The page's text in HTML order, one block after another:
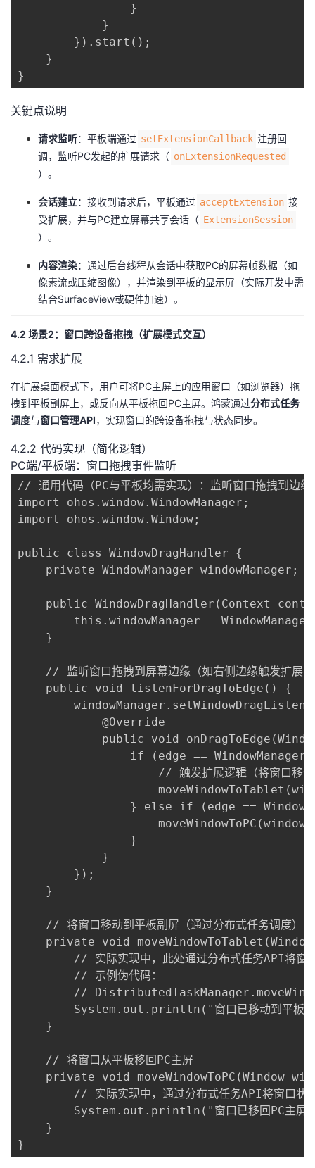
                }
            }
        }).start();
    }
}
关键点说明
​请求监听​​：平板端通过 setExtensionCallback 注册回
调，监听PC发起的扩展请求（ onExtensionRequested
）。
​会话建立​​：接收到请求后，平板通过 acceptExtension 接
受扩展，并与PC建立屏幕共享会话（ ExtensionSession
）。
​内容渲染​​：通过后台线程从会话中获取PC的屏幕帧数据（如
像素流或压缩图像），并渲染到平板的显示屏（实际开发中需
结合SurfaceView或硬件加速）。
4.2 场景2：窗口跨设备拖拽（扩展模式交互）
4.2.1 需求扩展
在扩展桌面模式下，用户可将PC主屏上的应用窗口（如浏览器）拖
拽到平板副屏上，或反向从平板拖回PC主屏。鸿蒙通过​​分布式任务
调度​​与​​窗口管理API​​，实现窗口的跨设备拖拽与状态同步。
4.2.2 代码实现（简化逻辑）
PC端/平板端：窗口拖拽事件监听
// 通用代码（PC与平板均需实现）：监听窗口拖拽到边缘
import ohos.window.WindowManager;
import ohos.window.Window;
public class WindowDragHandler {
    private WindowManager windowManager;
public WindowDragHandler(Context
this.windowManager =
    }
// 监听窗口拖拽到屏幕边缘（如右侧边缘触发扩展
    public void listenForDragToEdge() {
            @Override
public void
if (edge ==
// 触发扩展逻辑（将窗口移动
} else if (edge ==
                }
            }
        });
    }
    // 将窗口移动到平板副屏（通过分布式任务调度）
private void
// 实际实现中，此处通过分布式任务API将窗
        // 示例伪代码：
//
System.out.println("窗口已移动到平板
    }
    // 将窗口从平板移回PC主屏
private void moveWindowToPC(Window
// 实际实现中，通过分布式任务API将窗口状
System.out.println("窗口已移回PC主屏
    }
}